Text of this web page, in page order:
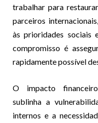
trabalhar para
parceiros
às prioridades sociais
compromisso é
rapidamente possível
O impacto
sublinha a
internos e a